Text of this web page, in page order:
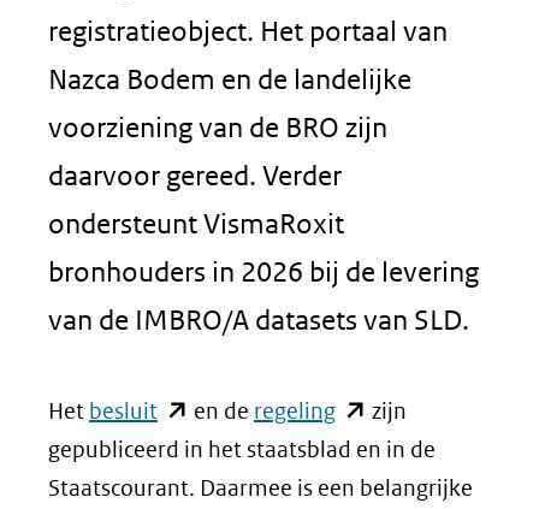
registratieobject. Het portaal van
Nazca Bodem en de landelijke
voorziening van de BRO zijn
daarvoor gereed. Verder
ondersteunt VismaRoxit
bronhouders in 2026 bij de levering
van de IMBRO/A datasets van SLD.
Het besluit (opent
in
nieuw
en de regeling(opent
in
nieuw
zijn
gepubliceerd in het staatsblad en in de
Staatscourant. Daarmee is een belangrijke